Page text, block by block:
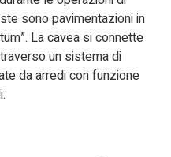
sono pavimentazioni in
La cavea si connette
un sistema di
da arredi con funzione